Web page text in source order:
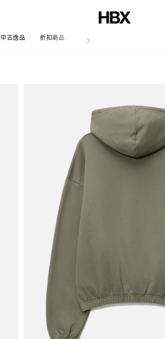
中古逸品 折扣商品 文章